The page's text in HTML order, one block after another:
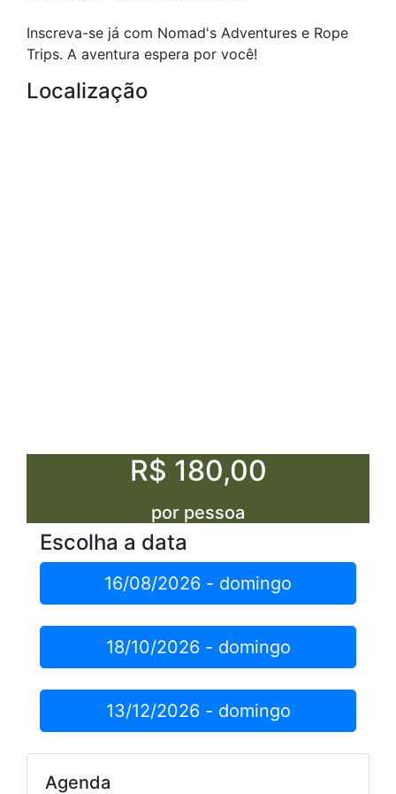
Inscreva-se já com Nomad's Adventures e Rope
Trips. A aventura espera por você!
Localização
R$ 180,00
por pessoa
Escolha a data
16/08/2026 - domingo
18/10/2026 - domingo
13/12/2026 - domingo
Agenda